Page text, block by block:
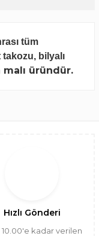
tüm
bilyalı
üründür.
Hızlı Gönderi
10.00'e kadar verilen